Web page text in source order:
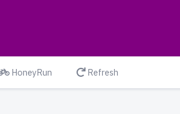
HoneyRun Refresh